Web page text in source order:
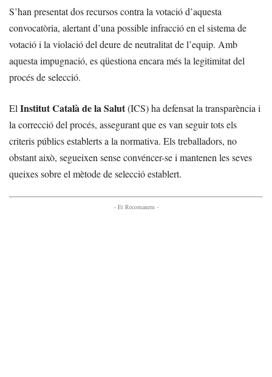
S’han presentat dos recursos contra la votació d’aquesta
convocatòria, alertant d’una possible infracció en el sistema de
votació i la violació del deure de neutralitat de l’equip. Amb
aquesta impugnació, es qüestiona encara més la legitimitat del
procés de selecció.
El Institut Català de la Salut(ICS) ha defensat la transparència i
la correcció del procés, assegurant que es van seguir tots els
criteris públics establerts a la normativa. Els treballadors, no
obstant això, segueixen sense convéncer-se i mantenen les seves
queixes sobre el mètode de selecció establert.
- Et Recomanem -